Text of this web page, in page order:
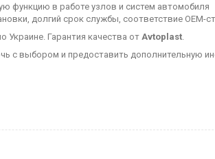
функцию в работе узлов и систем автомобиля
долгий срок службы, соответствие OEM-
Украине. Гарантия качества от Avtoplast
с выбором и предоставить дополнительную